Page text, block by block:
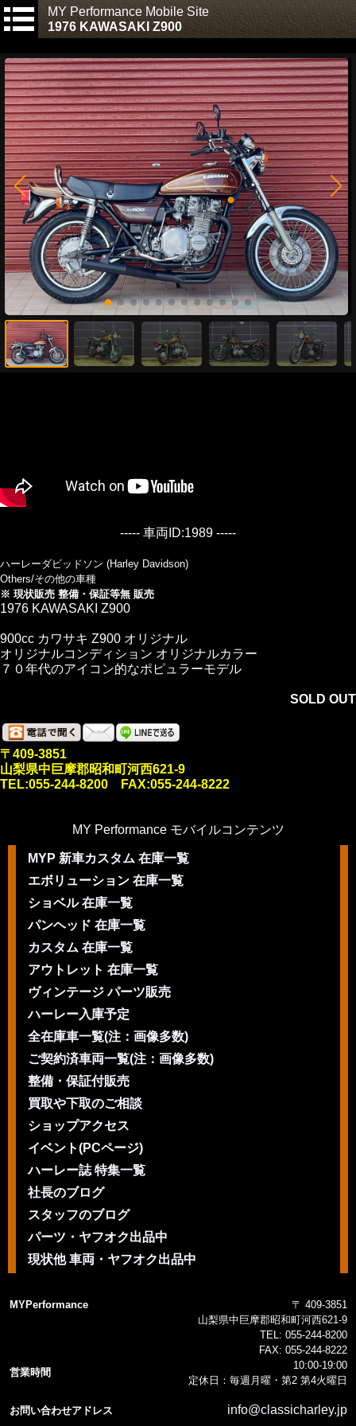
MY Performance Mobile Site
1976 KAWASAKI Z900
----- 車両ID:1989 -----
ハーレーダビッドソン (Harley Davidson)
Others/その他の車種
※ 現状販売 整備・保証等無 販売
1976 KAWASAKI Z900
900cc カワサキ Z900 オリジナル
オリジナルコンディション オリジナルカラー
７０年代のアイコン的なポピュラーモデル
SOLD OUT
〒409-3851
山梨県中巨摩郡昭和町河西621-9
TEL:055-244-8200 FAX:055-244-8222
MY Performance モバイルコンテンツ
MYP 新車カスタム 在庫一覧
エボリューション 在庫一覧
ショベル 在庫一覧
パンヘッド 在庫一覧
カスタム 在庫一覧
アウトレット 在庫一覧
ヴィンテージ パーツ販売
ハーレー入庫予定
全在庫車一覧(注：画像多数)
ご契約済車両一覧(注：画像多数)
整備・保証付販売
買取や下取のご相談
ショップアクセス
イベント(PCページ)
ハーレー誌 特集一覧
社長のブログ
スタッフのブログ
パーツ・ヤフオク出品中
現状他 車両・ヤフオク出品中
MYPerformance
〒 409-3851
山梨県中巨摩郡昭和町河西621-9
TEL: 055-244-8200
FAX: 055-244-8222
営業時間
10:00-19:00
定休日：毎週月曜・第2 第4火曜日
お問い合わせアドレス info@classicharley.jp